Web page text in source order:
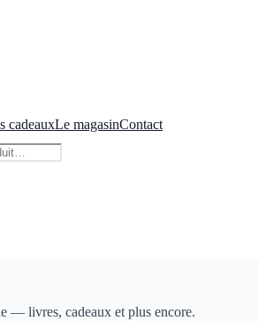
cadeauxLe magasinContact
— livres, cadeaux et plus encore.